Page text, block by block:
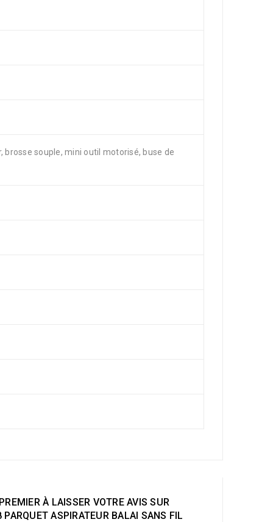
brosse souple, mini outil motorisé, buse de
À LAISSER VOTRE AVIS SUR
PARQUET ASPIRATEUR BALAI SANS FIL